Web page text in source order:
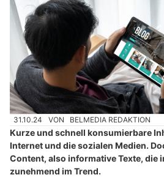
31.10.24 VON BELMEDIA REDAKTION
Kurze und schnell konsumierbare
Internet und die sozialen Medien.
Content, also informative Texte, die
zunehmend im Trend.